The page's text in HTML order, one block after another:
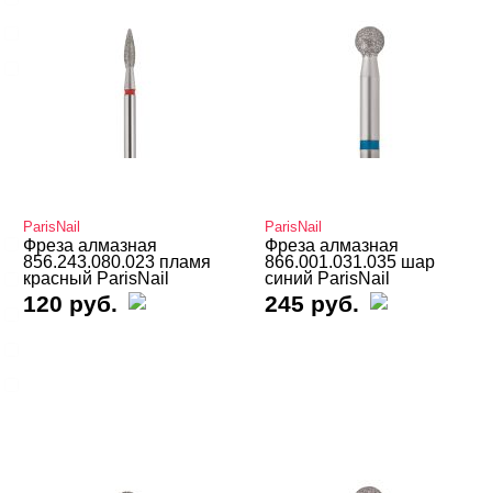
5,1-10,0
Иголка
Колесовидная
Конусная
ParisNail
Фреза алмазная
856.243.080.023 пламя
красный ParisNail
120 руб.
ParisNail
Фреза алмазная
866.001.031.035 шар
синий ParisNail
245 руб.